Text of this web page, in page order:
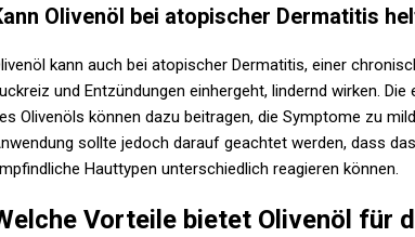
Olivenöl bei atopischer Dermatitis
kann auch bei atopischer Dermatitis, einer
und Entzündungen einhergeht, lindernd wirken.
Olivenöls können dazu beitragen, die Symptome zu
sollte jedoch darauf geachtet werden, dass
Hauttypen unterschiedlich reagieren können.
Vorteile bietet Olivenöl für